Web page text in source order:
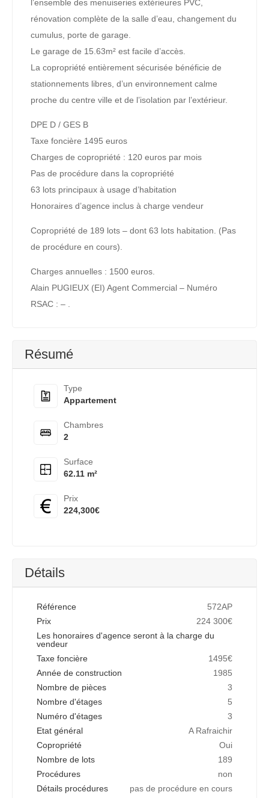
l’ensemble des menuiseries extérieures PVC,
rénovation complète de la salle d’eau, changement du
cumulus, porte de garage.
Le garage de 15.63m² est facile d’accès.
La copropriété entièrement sécurisée bénéficie de
stationnements libres, d’un environnement calme
proche du centre ville et de l’isolation par l’extérieur.
DPE D / GES B
Taxe foncière 1495 euros
Charges de copropriété : 120 euros par mois
Pas de procédure dans la copropriété
63 lots principaux à usage d’habitation
Honoraires d’agence inclus à charge vendeur
Copropriété de 189 lots – dont 63 lots habitation. (Pas
de procédure en cours).
Charges annuelles : 1500 euros.
Alain PUGIEUX (EI) Agent Commercial – Numéro
RSAC : – .
Résumé
Type
Appartement
Chambres
2
Surface
62.11 m²
Prix
224,300€
Détails
Référence
572AP
Prix
224 300€
Les honoraires d'agence seront à la charge du
vendeur
Taxe foncière
1495€
Année de construction
1985
Nombre de pièces
3
Nombre d'étages
5
Numéro d'étages
3
Etat général
A Rafraichir
Copropriété
Oui
Nombre de lots
189
Procédures
non
Détails procédures
pas de procédure en cours